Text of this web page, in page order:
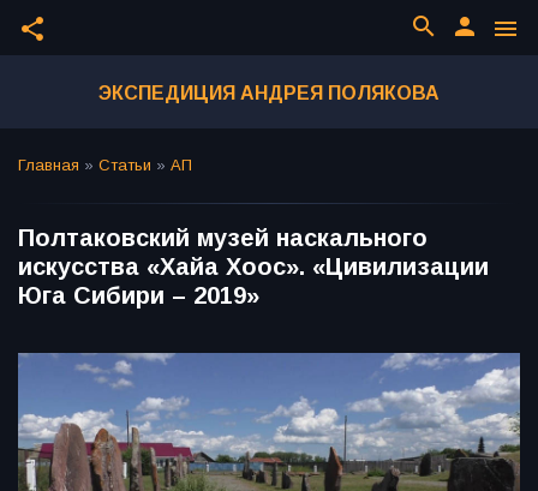
share menu
person
search
ЭКСПЕДИЦИЯ АНДРЕЯ ПОЛЯКОВА
Главная » Статьи » АП
Полтаковский музей наскального
искусства «Хайа Хоос». «Цивилизации
Юга Сибири – 2019»